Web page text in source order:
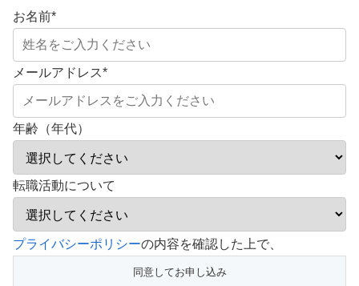
お名前*
メールアドレス*
年齢（年代）
転職活動について
こ
プライバシーポリシーの内容を確認した上で、